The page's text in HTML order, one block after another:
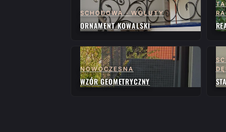
SCHODOWA · WOLUTY
ORNAMENT KOWALSKI
NOWOCZESNA
WZÓR GEOMETRYCZNY